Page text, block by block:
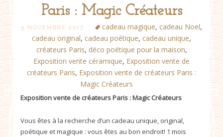
Paris : Magic Créateurs
5 NOVEMBRE 2017 cadeau magique, cadeau Noel,
cadeau original, cadeau poétique, cadeau unique,
créateurs Paris, déco poétique pour la maison,
Exposition vente céramique, Exposition vente de
créateurs Paris, Exposition vente de créateurs Paris :
Magic Créateurs
Exposition vente de créateurs Paris : Magic Créateurs
Vous êtes à la recherche d’un cadeau unique, original,
poétique et magique : vous êtes au bon endroit! 1 mois